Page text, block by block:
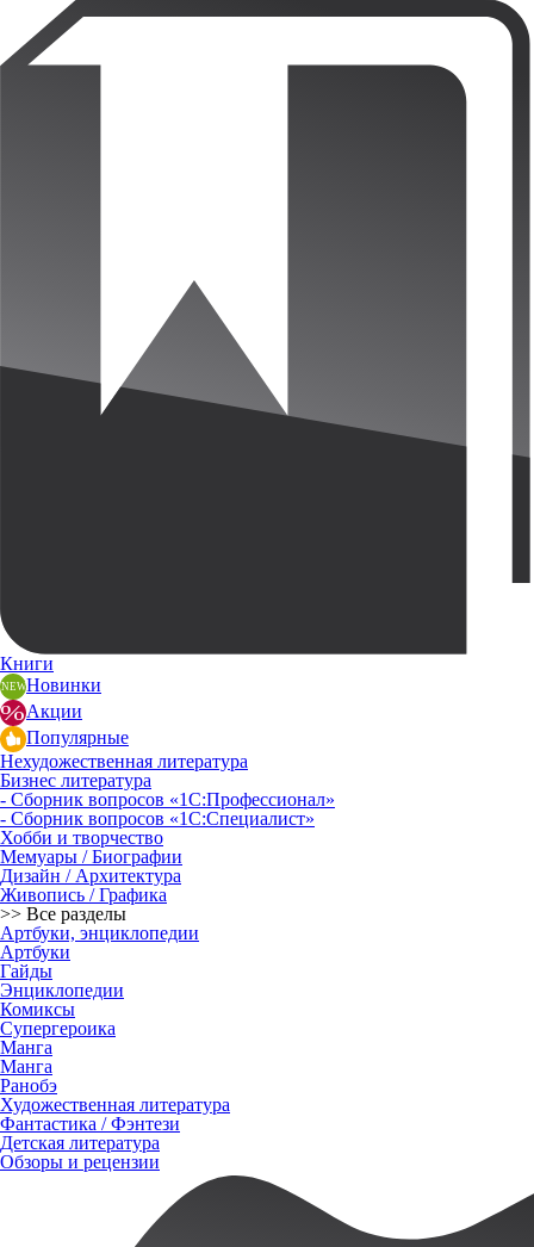
Книги
Новинки
Акции
Популярные
Нехудожественная литература
Бизнес литература
- Сборник вопросов «1С:Профессионал»
- Сборник вопросов «1С:Специалист»
Хобби и творчество
Мемуары / Биографии
Дизайн / Архитектура
Живопись / Графика
>> Все разделы
Артбуки, энциклопедии
Артбуки
Гайды
Энциклопедии
Комиксы
Супергероика
Манга
Манга
Ранобэ
Художественная литература
Фантастика / Фэнтези
Детская литература
Обзоры и рецензии